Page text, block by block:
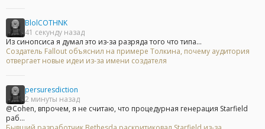
BlolCOTHNK
41 секунду назад
Из синопсиса я думал это из-за разряда того что типа...
Создатель Fallout объяснил на примере Толкина, почему аудитория
отвергает новые идеи из-за имени создателя
persuresdiction
2 минуты назад
@Cohen, впрочем, я не считаю, что процедурная генерация Starfield
раб...